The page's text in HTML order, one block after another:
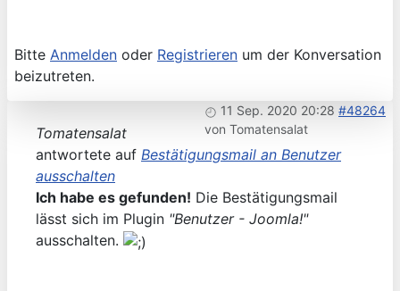
Bitte Anmelden oder Registrieren um der Konversation
beizutreten.
11 Sep. 2020 20:28 #48264
von Tomatensalat
Tomatensalat
antwortete auf Bestätigungsmail an Benutzer
ausschalten
Ich habe es gefunden! Die Bestätigungsmail
lässt sich im Plugin "Benutzer - Joomla!"
ausschalten.